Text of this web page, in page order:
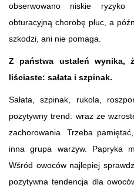
obserwowano niskie ryzyko
obturacyjną chorobę płuc, a
szkodzi, ani nie pomaga.
Z państwa ustaleń wynika,
liściaste: sałata i szpinak.
Sałata, szpinak, rukola,
pozytywny trend: wraz ze
zachorowania. Trzeba
inna grupa warzyw. Papryka
Wśród owoców najlepiej
pozytywna tendencja dla